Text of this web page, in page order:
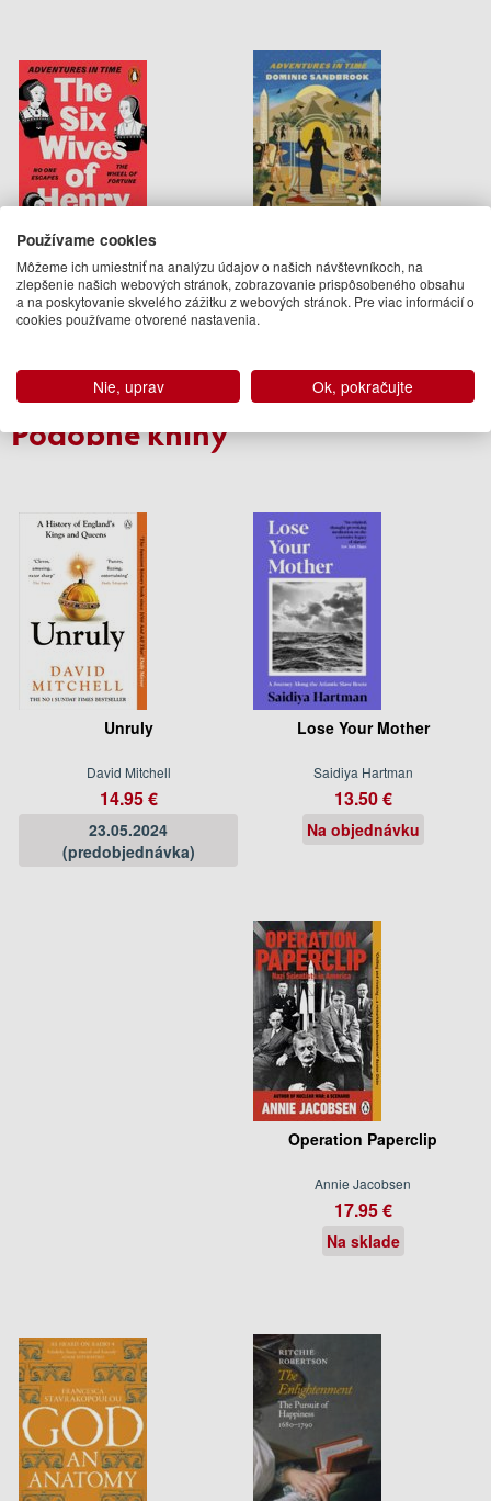
Adventures in Time: The Six
Wives of Henry VIII
Dominic Sandbrook
Na objednávku
Adventures in Time:
Cleopatra, Queen of the Nile
Na objednávku
Podobné knihy
Unruly
David Mitchell
14.95 €
23.05.2024
(predobjednávka)
Lose Your Mother
Saidiya Hartman
13.50 €
Na objednávku
Operation Paperclip
Annie Jacobsen
17.95 €
Na sklade
Používame cookies
Môžeme ich umiestniť na analýzu údajov o našich návštevníkoch, na
zlepšenie našich webových stránok, zobrazovanie prispôsobeného obsahu
a na poskytovanie skvelého zážitku z webových stránok. Pre viac informácií o
cookies používame otvorené nastavenia.
Nie, uprav Ok, pokračujte